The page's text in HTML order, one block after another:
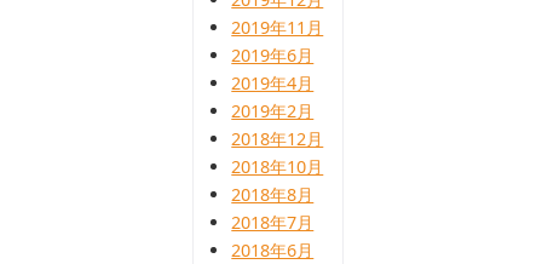
2019年11月
2019年6月
2019年4月
2019年2月
2018年12月
2018年10月
2018年8月
2018年7月
2018年6月